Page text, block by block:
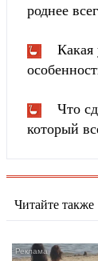
роднее
Какая
Что
который
Читайте также